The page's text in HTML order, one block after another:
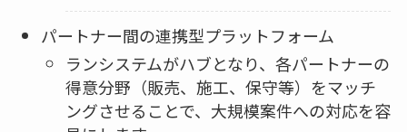
パートナー間の連携型プラットフォーム
ランシステムがハブとなり、各パートナーの
得意分野（販売、施工、保守等）をマッチ
ングさせることで、大規模案件への対応を容